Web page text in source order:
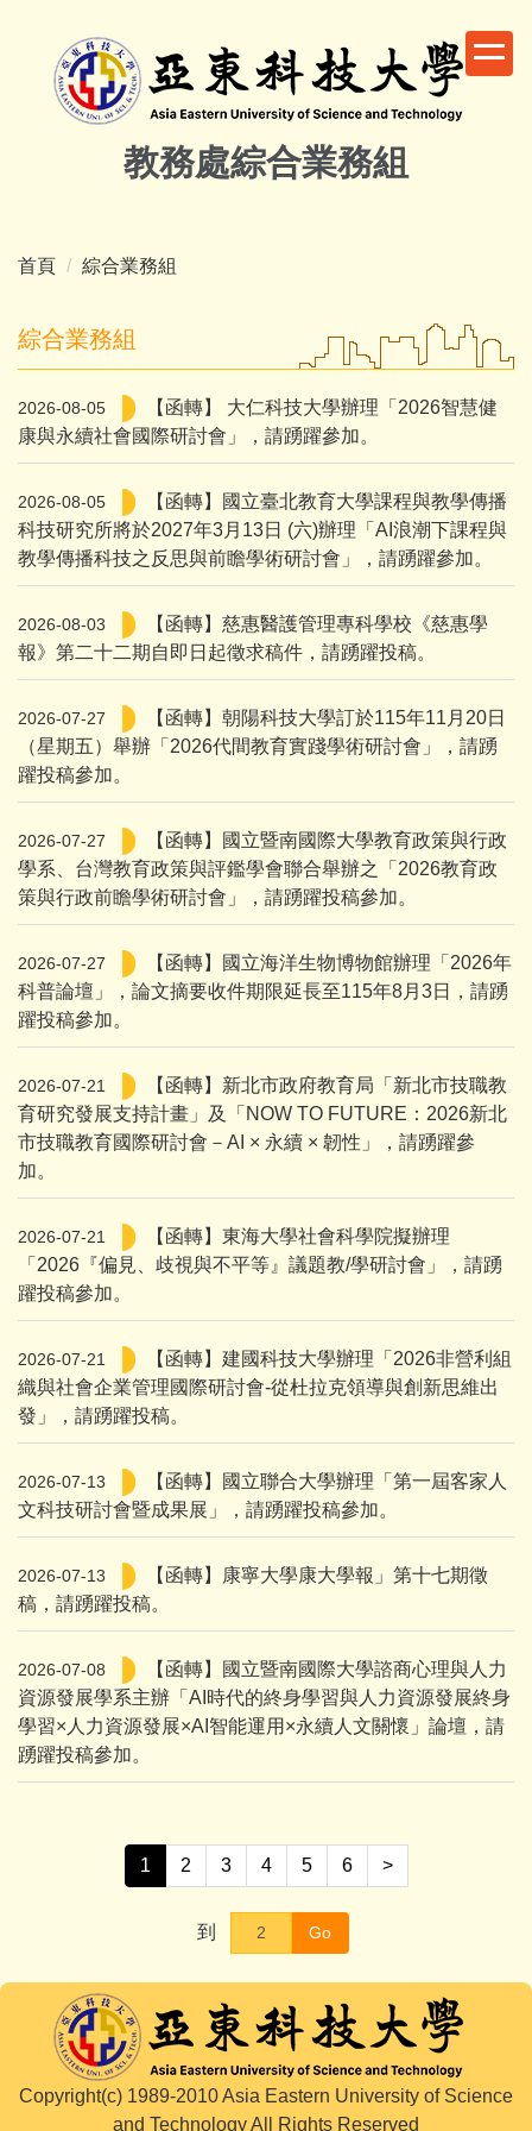
教務處綜合業務組
首頁 綜合業務組
綜合業務組
2026-08-05
【函轉】 大仁科技大學辦理「2026智慧健
康與永續社會國際研討會」，請踴躍參加。
2026-08-05
【函轉】國立臺北教育大學課程與教學傳播
科技研究所將於2027年3月13日 (六)辦理「AI浪潮下課程與
教學傳播科技之反思與前瞻學術研討會」，請踴躍參加。
2026-08-03
【函轉】慈惠醫護管理專科學校《慈惠學
報》第二十二期自即日起徵求稿件，請踴躍投稿。
2026-07-27
【函轉】朝陽科技大學訂於115年11月20日
（星期五）舉辦「2026代間教育實踐學術研討會」，請踴
躍投稿參加。
2026-07-27
【函轉】國立暨南國際大學教育政策與行政
學系、台灣教育政策與評鑑學會聯合舉辦之「2026教育政
策與行政前瞻學術研討會」，請踴躍投稿參加。
2026-07-27
【函轉】國立海洋生物博物館辦理「2026年
科普論壇」，論文摘要收件期限延長至115年8月3日，請踴
躍投稿參加。
2026-07-21
【函轉】新北市政府教育局「新北市技職教
育研究發展支持計畫」及「NOW TO FUTURE：2026新北
市技職教育國際研討會－AI × 永續 × 韌性」，請踴躍參
加。
2026-07-21
【函轉】東海大學社會科學院擬辦理
「2026『偏見、歧視與不平等』議題教/學研討會」，請踴
躍投稿參加。
2026-07-21
【函轉】建國科技大學辦理「2026非營利組
織與社會企業管理國際研討會-從杜拉克領導與創新思維出
發」，請踴躍投稿。
2026-07-13
【函轉】國立聯合大學辦理「第一屆客家人
文科技研討會暨成果展」，請踴躍投稿參加。
2026-07-13
【函轉】康寧大學康大學報」第十七期徵
稿，請踴躍投稿。
2026-07-08
【函轉】國立暨南國際大學諮商心理與人力
資源發展學系主辦「AI時代的終身學習與人力資源發展終身
學習×人力資源發展×AI智能運用×永續人文關懷」論壇，請
踴躍投稿參加。
1 2 3 4 5 6 >
到 Go
Copyright(c) 1989-2010 Asia Eastern University of Science
and Technology All Rights Reserved